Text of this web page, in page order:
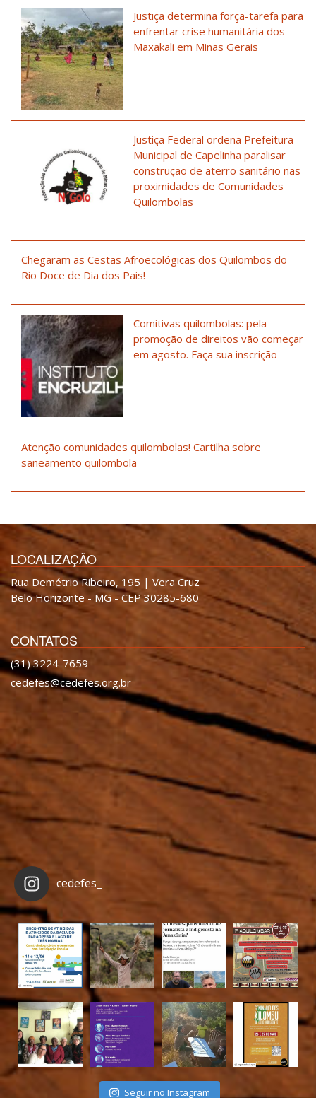
Justiça determina força-tarefa para
enfrentar crise humanitária dos
Maxakali em Minas Gerais
Justiça Federal ordena Prefeitura
Municipal de Capelinha paralisar
construção de aterro sanitário nas
proximidades de Comunidades
Quilombolas
Chegaram as Cestas Afroecológicas dos Quilombos do
Rio Doce de Dia dos Pais!
Comitivas quilombolas: pela
promoção de direitos vão começar
em agosto. Faça sua inscrição
Atenção comunidades quilombolas! Cartilha sobre
saneamento quilombola
LOCALIZAÇÃO
Rua Demétrio Ribeiro, 195 | Vera Cruz
Belo Horizonte - MG - CEP 30285-680
CONTATOS
(31) 3224-7659
cedefes@cedefes.org.br
cedefes_
Seguir no Instagram